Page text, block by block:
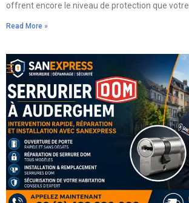
offrent encore le niveau de protection que votre
Read More »